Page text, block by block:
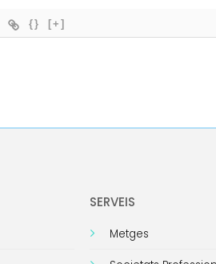
{} [+]
SERVEIS
Metges